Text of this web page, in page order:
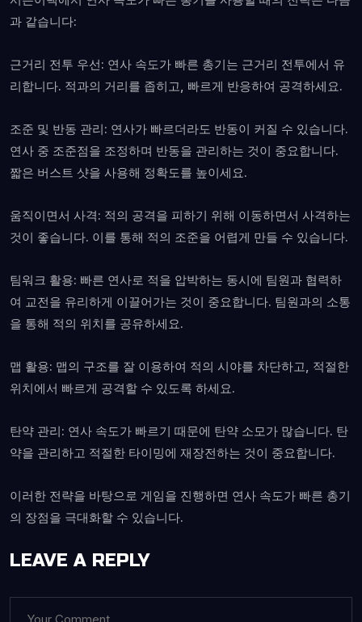
과 같습니다:
근거리 전투 우선: 연사 속도가 빠른 총기는 근거리 전투에서 유
리합니다. 적과의 거리를 좁히고, 빠르게 반응하여 공격하세요.
조준 및 반동 관리: 연사가 빠르더라도 반동이 커질 수 있습니다.
연사 중 조준점을 조정하며 반동을 관리하는 것이 중요합니다.
짧은 버스트 샷을 사용해 정확도를 높이세요.
움직이면서 사격: 적의 공격을 피하기 위해 이동하면서 사격하는
것이 좋습니다. 이를 통해 적의 조준을 어렵게 만들 수 있습니다.
팀워크 활용: 빠른 연사로 적을 압박하는 동시에 팀원과 협력하
여 교전을 유리하게 이끌어가는 것이 중요합니다. 팀원과의 소통
을 통해 적의 위치를 공유하세요.
맵 활용: 맵의 구조를 잘 이용하여 적의 시야를 차단하고, 적절한
위치에서 빠르게 공격할 수 있도록 하세요.
탄약 관리: 연사 속도가 빠르기 때문에 탄약 소모가 많습니다. 탄
약을 관리하고 적절한 타이밍에 재장전하는 것이 중요합니다.
이러한 전략을 바탕으로 게임을 진행하면 연사 속도가 빠른 총기
의 장점을 극대화할 수 있습니다.
LEAVE A REPLY